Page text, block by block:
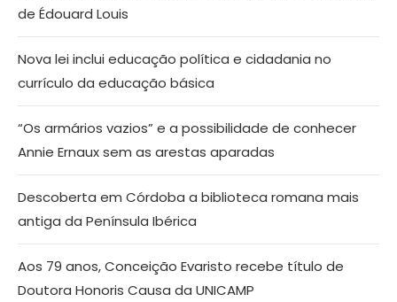
de Édouard Louis
Nova lei inclui educação política e cidadania no
currículo da educação básica
“Os armários vazios” e a possibilidade de conhecer
Annie Ernaux sem as arestas aparadas
Descoberta em Córdoba a biblioteca romana mais
antiga da Península Ibérica
Aos 79 anos, Conceição Evaristo recebe título de
Doutora Honoris Causa da UNICAMP